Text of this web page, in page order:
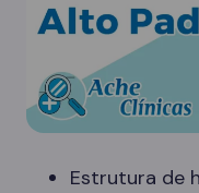
Estrutura de